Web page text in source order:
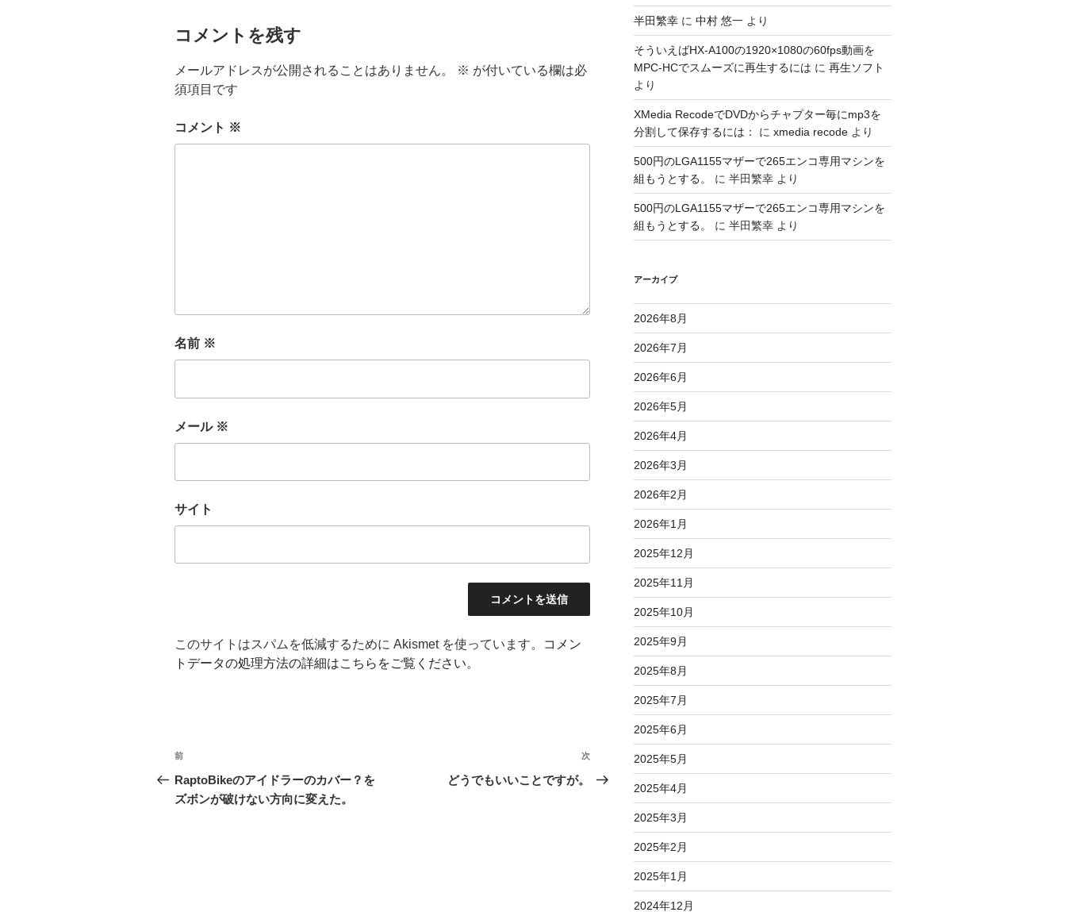
コメントを残す
メールアドレスが公開されることはありません。 ※ が付いている欄は必
須項目です
コメント ※
名前 ※
メール ※
サイト
このサイトはスパムを低減するために Akismet を使っています。
コメン
トデータの処理方法の詳細はこちらをご覧ください。
投
稿
ナ
前
の
投
前
RaptoBikeのアイドラーのカバー？を
ズボンが破けない方向に変えた。
次
の
次
どうでもいいことですが。
半田繁幸に 中村 悠一より
そういえばHX-A100の1920×1080の60fps動画を
MPC-HCでスムーズに再生するには に 再生ソフト
より
XMedia RecodeでDVDからチャプター毎にmp3を
分割して保存するには：
に xmedia recodeより
500円のLGA1155マザーで265エンコ専用マシンを
組もうとする。
に 半田繁幸より
500円のLGA1155マザーで265エンコ専用マシンを
組もうとする。
に 半田繁幸より
アーカイブ
2026年8月
2026年7月
2026年6月
2026年5月
2026年4月
2026年3月
2026年2月
2026年1月
2025年12月
2025年11月
2025年10月
2025年9月
2025年8月
2025年7月
2025年6月
2025年5月
2025年4月
2025年3月
2025年2月
2025年1月
2024年12月